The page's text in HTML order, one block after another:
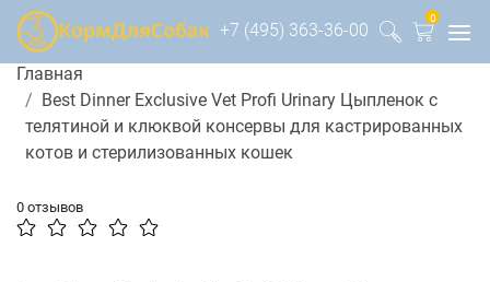
+7 (495) 363-36-00
0
Главная
Best Dinner Exclusive Vet Profi Urinary Цыпленок с
телятиной и клюквой консервы для кастрированных
котов и стерилизованных кошек
0 отзывов